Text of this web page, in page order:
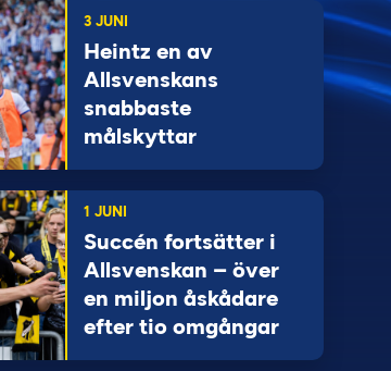
3 JUNI
Heintz en av
Allsvenskans
snabbaste
målskyttar
1 JUNI
Succén fortsätter i
Allsvenskan – över
en miljon åskådare
efter tio omgångar